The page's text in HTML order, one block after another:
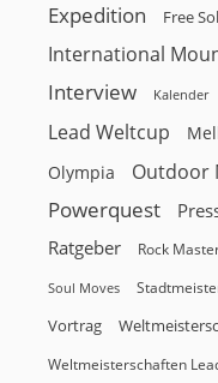
Expedition Free
International
Interview Kalender
Lead Weltcup
Olympia Outdoor
Powerquest
Ratgeber Rock
Soul Moves
Vortrag
Weltmeisterschaften